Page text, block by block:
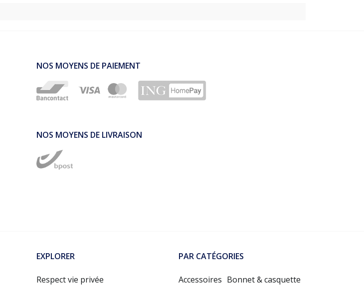
NOS MOYENS DE PAIEMENT
NOS MOYENS DE LIVRAISON
EXPLORER
Respect vie privée
PAR CATÉGORIES
Accessoires Bonnet & casquette